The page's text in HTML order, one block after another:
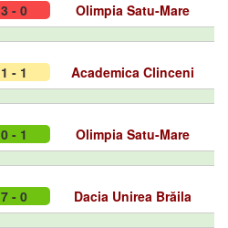
3 - 0 Olimpia Satu-Mare
1 - 1 Academica Clinceni
0 - 1 Olimpia Satu-Mare
7 - 0 Dacia Unirea Brăila